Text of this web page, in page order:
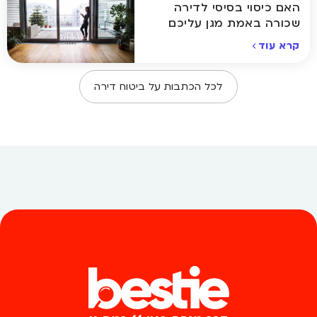
האם כיסוי בסיסי לדירה
שכורה באמת מגן עליכם
במקרה של נזק?
קרא עוד
לכל הכתבות על ביטוח דירה